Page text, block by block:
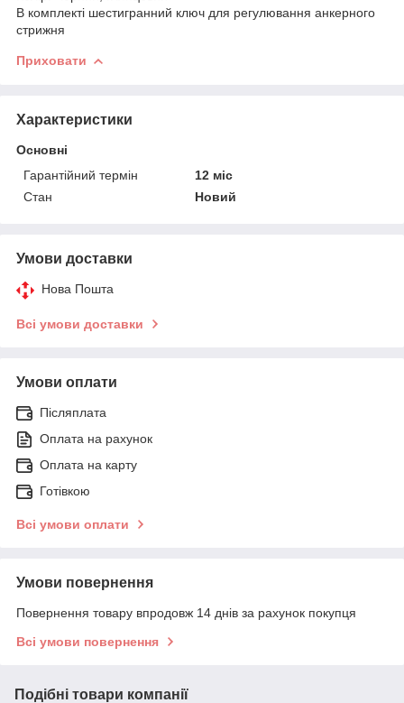
В комплекті шестигранний ключ для регулювання анкерного
стрижня
Приховати
Характеристики
Основні
Гарантійний термін
12 міс
Стан
Новий
Умови доставки
Нова Пошта
Всі умови доставки
Умови оплати
Післяплата
Оплата на рахунок
Оплата на карту
Готівкою
Всі умови оплати
Умови повернення
Повернення товару впродовж 14 днів за рахунок покупця
Всі умови повернення
Подібні товари компанії